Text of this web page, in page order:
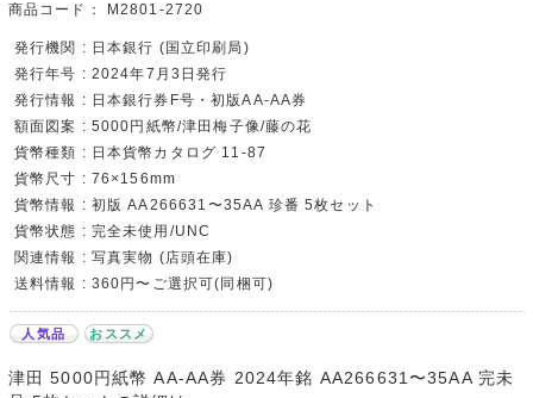
商品コード： M2801-2720
発行機関 : 日本銀行 (国立印刷局)
発行年号 : 2024年7月3日発行
発行情報 : 日本銀行券F号・初版AA-AA券
額面図案 : 5000円紙幣/津田梅子像/藤の花
貨幣種類 : 日本貨幣カタログ 11-87
貨幣尺寸 : 76×156mm
貨幣情報 : 初版 AA266631〜35AA 珍番 5枚セット
貨幣状態 : 完全未使用/UNC
関連情報 : 写真実物 (店頭在庫)
送料情報 : 360円〜ご選択可(同梱可)
人気品 おススメ
津田 5000円紙幣 AA-AA券 2024年銘 AA266631〜35AA 完未